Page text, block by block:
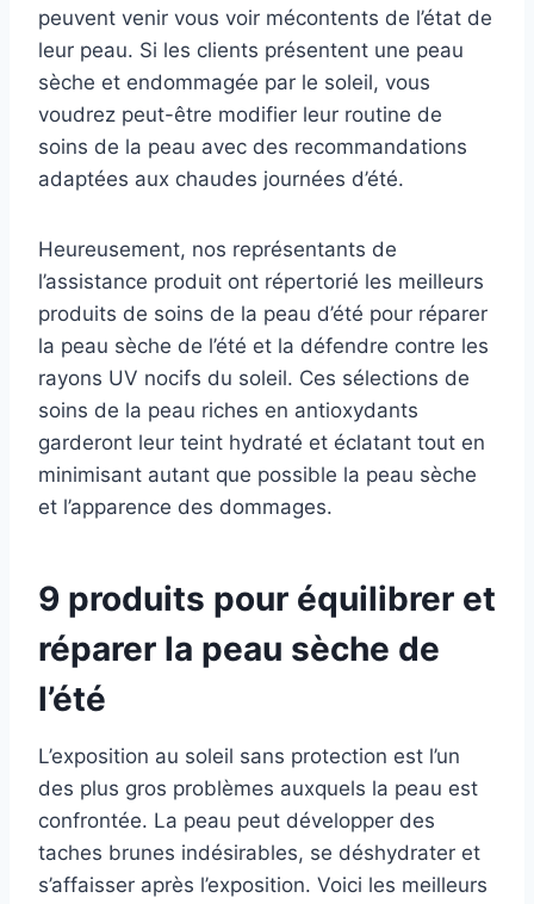
peuvent venir vous voir mécontents de l’état de
leur peau. Si les clients présentent une peau
sèche et endommagée par le soleil, vous
voudrez peut-être modifier leur routine de
soins de la peau avec des recommandations
adaptées aux chaudes journées d’été.
Heureusement, nos représentants de
l’assistance produit ont répertorié les meilleurs
produits de soins de la peau d’été pour réparer
la peau sèche de l’été et la défendre contre les
rayons UV nocifs du soleil. Ces sélections de
soins de la peau riches en antioxydants
garderont leur teint hydraté et éclatant tout en
minimisant autant que possible la peau sèche
et l’apparence des dommages.
9 produits pour équilibrer et
réparer la peau sèche de
l’été
L’exposition au soleil sans protection est l’un
des plus gros problèmes auxquels la peau est
confrontée. La peau peut développer des
taches brunes indésirables, se déshydrater et
s’affaisser après l’exposition. Voici les meilleurs